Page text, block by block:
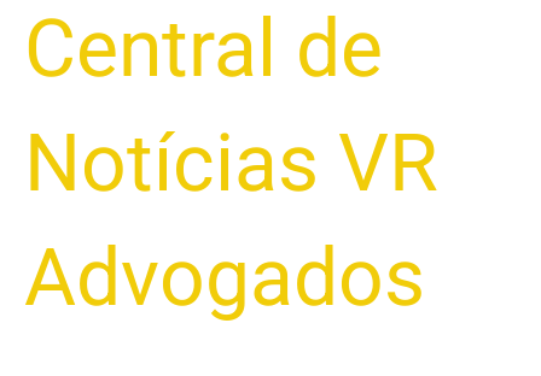
Central de
Notícias VR
Advogados